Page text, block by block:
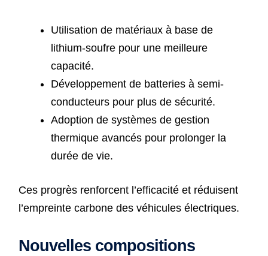
Utilisation de matériaux à base de
lithium-soufre pour une meilleure
capacité.
Développement de batteries à semi-
conducteurs pour plus de sécurité.
Adoption de systèmes de gestion
thermique avancés pour prolonger la
durée de vie.
Ces progrès renforcent l’efficacité et réduisent
l’empreinte carbone des véhicules électriques.
Nouvelles compositions